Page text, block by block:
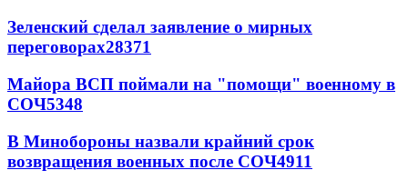
Зеленский сделал заявление о мирных
переговорах28371
Майора ВСП поймали на "помощи" военному в
СОЧ5348
В Минобороны назвали крайний срок
возвращения военных после СОЧ4911